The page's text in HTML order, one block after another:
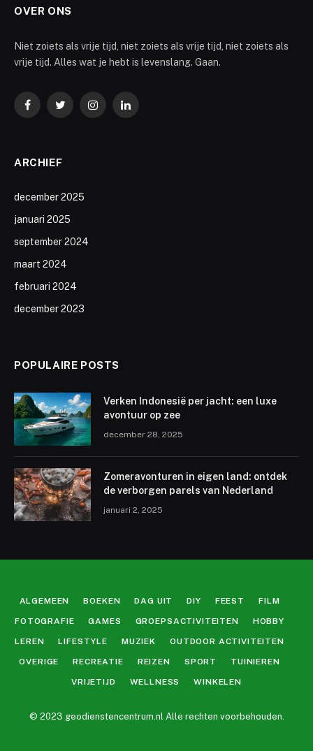
OVER ONS
Niet zoiets als vrije tijd, niet zoiets als vrije tijd, niet zoiets als
vrije tijd. Alles wat je hebt is levenslang. Gaan.
FacebookTwitterInstagramLinkedIn
ARCHIEF
december 2025
januari 2025
september 2024
maart 2024
februari 2024
december 2023
POPULAIRE POSTS
Verken Indonesië per jacht: een luxe
avontuur op zee
december 28, 2025
Zomeravonturen in eigen land: ontdek
de verborgen parels van Nederland
januari 2, 2025
ALGEMEEN BOEKEN DAG UIT DIY FEEST FILM
FOTOGRAFIE GAMES GROEPSACTIVITEITEN HOBBY
LEREN LIFESTYLE MUZIEK OUTDOOR ACTIVITEITEN
OVERIGE RECREATIE REIZEN SPORT TUINIEREN
VRIJETIJD WELLNESS WINKELEN
© 2023 geodienstencentrum.nl Alle rechten voorbehouden.